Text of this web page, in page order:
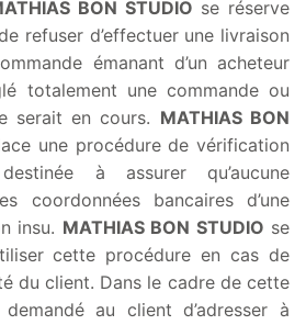
BON STUDIO se réserve
refuser d’effectuer une livraison
émanant d’un acheteur
totalement une commande ou
serait en cours. MATHIAS BON
une procédure de vérification
à assurer qu’aucune
coordonnées bancaires d’une
insu. MATHIAS BON STUDIO se
cette procédure en cas de
du client. Dans le cadre de cette
au client d’adresser à